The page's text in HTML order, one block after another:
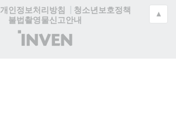
개인정보처리방침
청소년보호정책
불법촬영물신고안내
(주)
인
▲